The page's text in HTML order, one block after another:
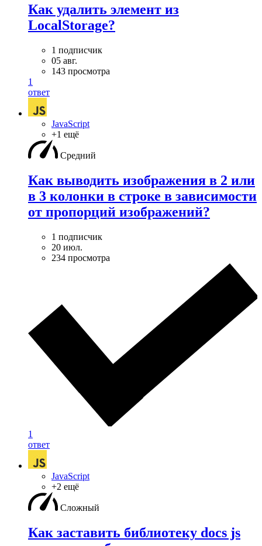
Как удалить элемент из
LocalStorage?
1 подписчик
05 авг.
143 просмотра
1
ответ
JavaScript
+1 ещё
Средний
Как выводить изображения в 2 или
в 3 колонки в строке в зависимости
от пропорций изображений?
1 подписчик
20 июл.
234 просмотра
1
ответ
JavaScript
+2 ещё
Сложный
Как заставить библиотеку docs js